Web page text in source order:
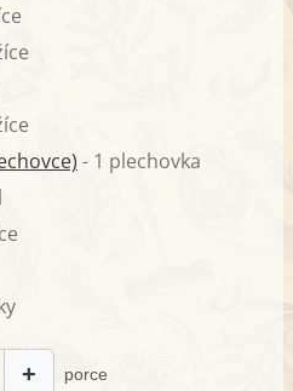
- 1 plechovka
+ porce